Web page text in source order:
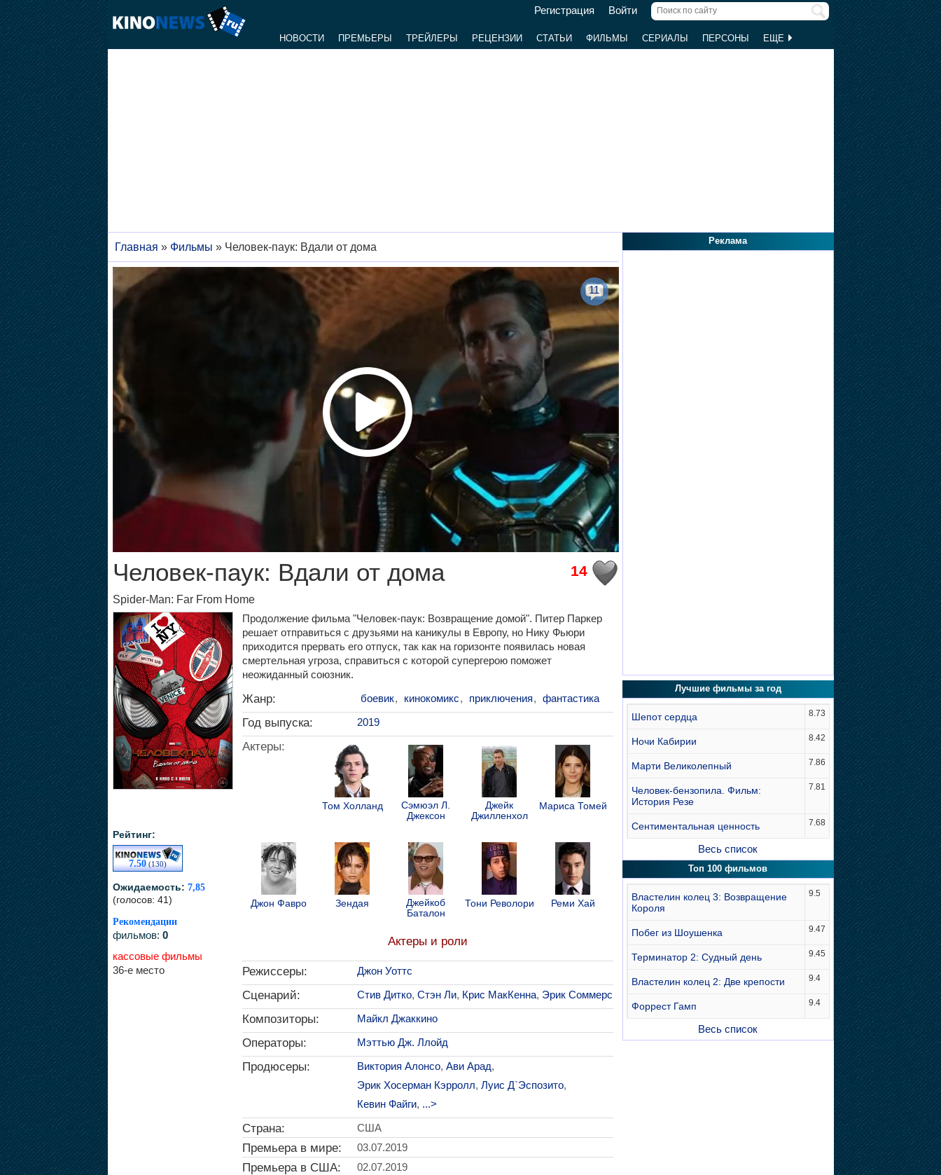
Регистрация Войти
НОВОСТИ ПРЕМЬЕРЫ ТРЕЙЛЕРЫ РЕЦЕНЗИИ СТАТЬИ ФИЛЬМЫ СЕРИАЛЫ ПЕРСОНЫ ЕЩЕ
Главная » Фильмы » Человек-паук: Вдали от дома
11
14
Человек-паук: Вдали от дома
Spider-Man: Far From Home
Рейтинг:
7.50(130)
Ожидаемость: 7,85
(голосов: 41)
Рекомендации
фильмов: 0
кассовые фильмы
36-е место
Продолжение фильма "Человек-паук: Возвращение домой". Питер Паркер
решает отправиться с друзьями на каникулы в Европу, но Нику Фьюри
приходится прервать его отпуск, так как на горизонте появилась новая
смертельная угроза, справиться с которой супергерою поможет
неожиданный союзник.
Жанр: боевик, кинокомикс, приключения, фантастика
Год выпуска: 2019
Актеры:
Том Холланд
Сэмюэл Л.
Джексон
Джейк
Джилленхол
Мариса Томей
Джон Фавро Зендая
Джейкоб
Баталон
Тони Револори Реми Хай
Актеры и роли
Режиссеры: Джон Уоттс
Сценарий: Стив Дитко, Стэн Ли, Крис МакКенна, Эрик Соммерс
Композиторы: Майкл Джаккино
Операторы: Мэттью Дж. Ллойд
Продюсеры: Виктория Алонсо, Ави Арад,
Эрик Хосерман Кэрролл, Луис Д`Эспозито,
Кевин Файги, ...>
Страна: США
Премьера в мире: 03.07.2019
Премьера в США: 02.07.2019
Реклама
Лучшие фильмы за год
Шепот сердца 8.73
Ночи Кабирии 8.42
Марти Великолепный 7.86
Человек-бензопила. Фильм:
История Резе
7.81
Сентиментальная ценность 7.68
Весь список
Топ 100 фильмов
Властелин колец 3: Возвращение
Короля
9.5
Побег из Шоушенка 9.47
Терминатор 2: Судный день 9.45
Властелин колец 2: Две крепости 9.4
Форрест Гамп 9.4
Весь список